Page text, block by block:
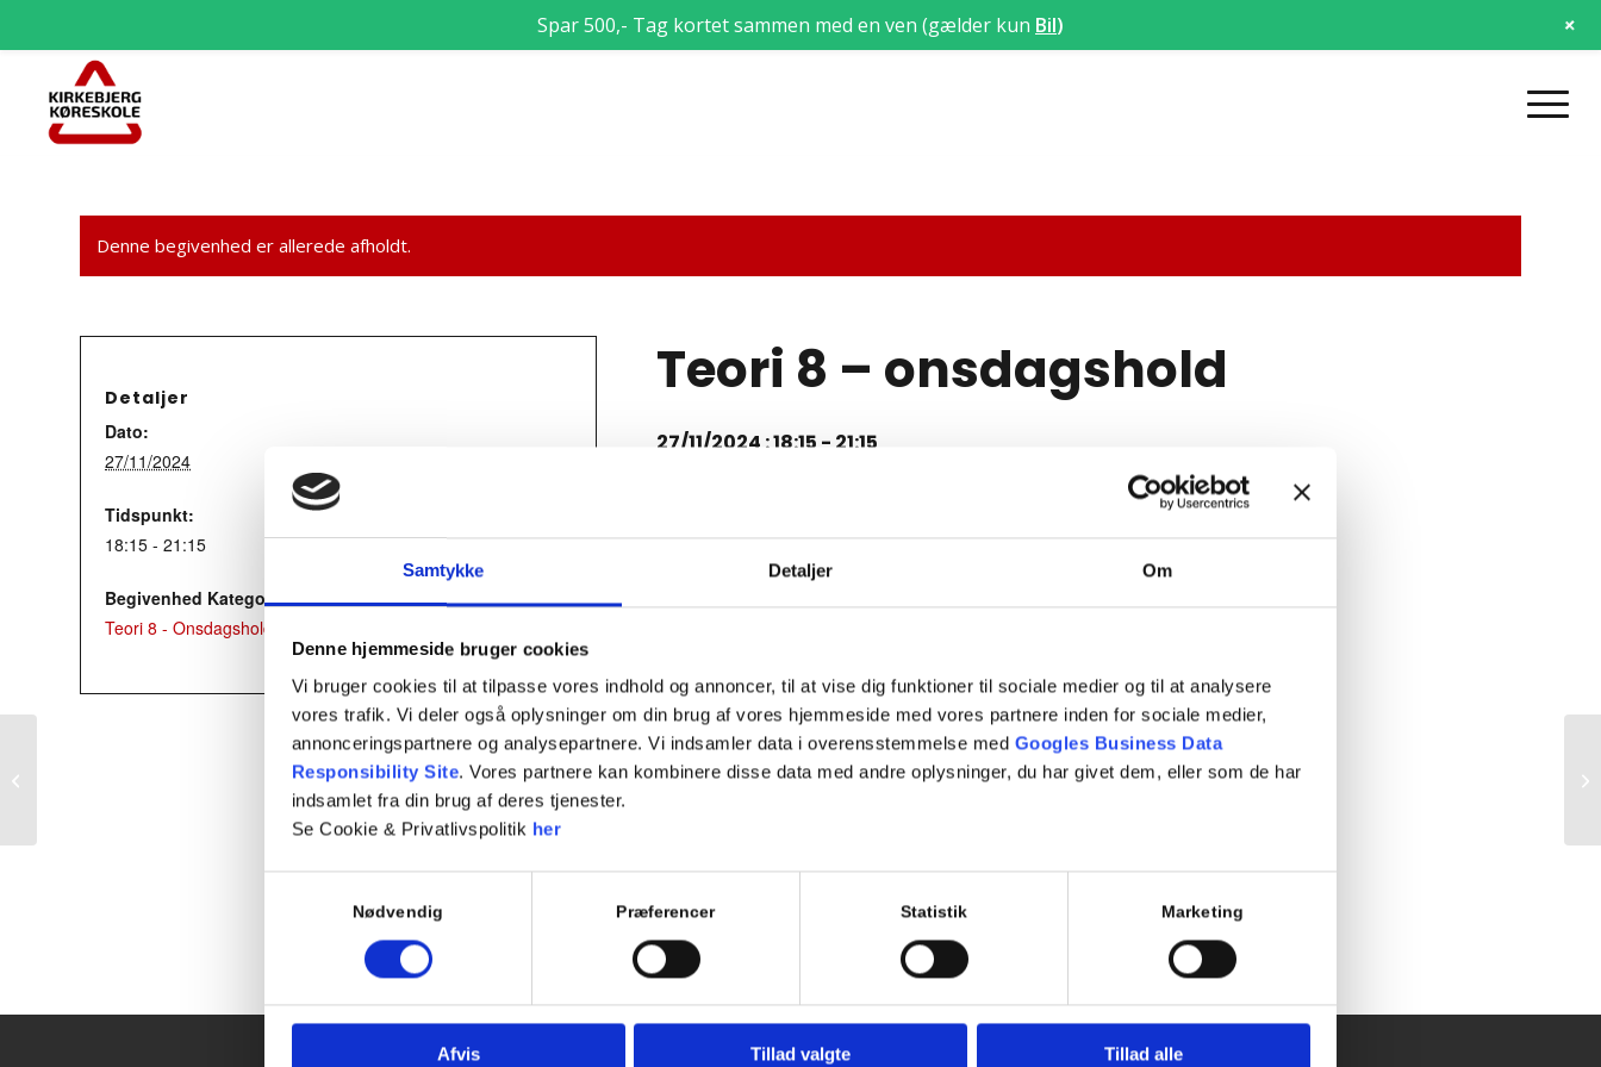
Samtykke Detaljer Om
Denne hjemmeside bruger cookies
Vi bruger cookies til at tilpasse vores indhold og annoncer, til at vise dig funktioner til sociale medier og til at analysere
vores trafik. Vi deler også oplysninger om din brug af vores hjemmeside med vores partnere inden for sociale medier,
annonceringspartnere og analysepartnere. Vi indsamler data i overensstemmelse med Googles Business Data
Responsibility Site. Vores partnere kan kombinere disse data med andre oplysninger, du har givet dem, eller som de har
indsamlet fra din brug af deres tjenester.
Se Cookie & Privatlivspolitik her
Nødvendig Præferencer Statistik Marketing
Afvis Tillad valgte Tillad alle
Denne begivenhed er allerede afholdt.
Teori 8 – onsdagshold
27/11/2024 : 18:15 - 21:15
7.18 Standsning og parkering
Repetition af tidligere lektioner
EVALUERENDE TEORIPRØVE
Detaljer
Dato:
27/11/2024
Tidspunkt:
18:15 - 21:15
Begivenhed Kategori:
Teori 8 - Onsdagshold
Spar 500,- Tag kortet sammen med en ven (gælder kun Bil) +